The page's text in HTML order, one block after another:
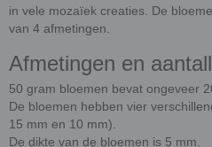
in vele mozaïek creaties. De
van 4 afmetingen.
Afmetingen en
50 gram bloemen bevat ongeveer
De bloemen hebben vier
15 mm en 10 mm).
De dikte van de bloemen is 5 mm.